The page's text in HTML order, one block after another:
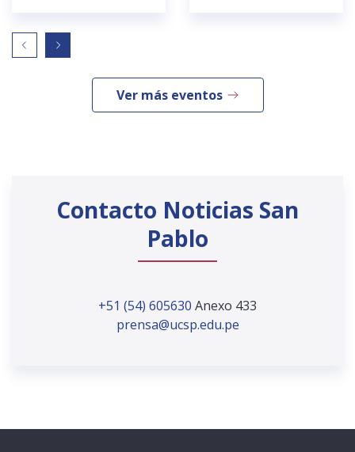
Ver más eventos
Contacto Noticias San
Pablo
+51 (54) 605630 Anexo 433
prensa@ucsp.edu.pe